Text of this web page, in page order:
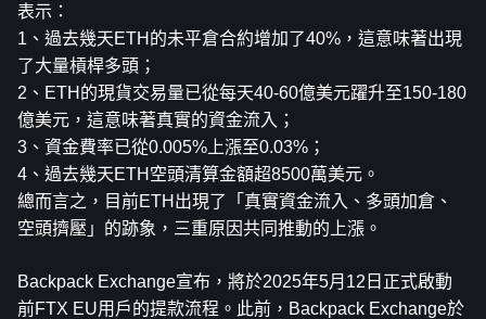
表示：
1、過去幾天ETH的未平倉合約增加了40%，這意味著出現
了大量槓桿多頭；
2、ETH的現貨交易量已從每天40-60億美元躍升至150-180
億美元，這意味著真實的資金流入；
3、資金費率已從0.005%上漲至0.03%；
4、過去幾天ETH空頭清算金額超8500萬美元。
總而言之，目前ETH出現了「真實資金流入、多頭加倉、
空頭擠壓」的跡象，三重原因共同推動的上漲。
Backpack Exchange宣布，將於2025年5月12日正式啟動
前FTX EU用戶的提款流程。此前，Backpack Exchange於